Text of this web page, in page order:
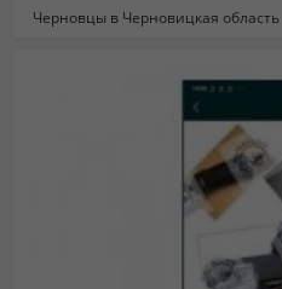
Черновцы в Черновицкая область